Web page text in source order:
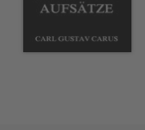
die beiden
Begegnung mit